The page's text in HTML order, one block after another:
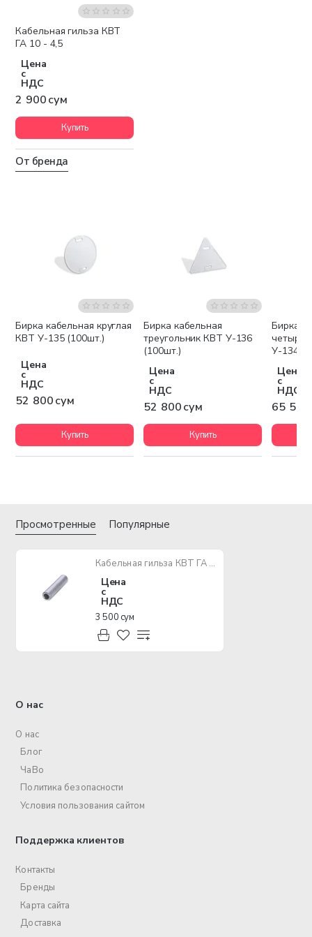
Кабельная гильза КВТ
ГА 10 - 4,5
Цена
с
НДС
2 900 сум
Купить
От бренда
Бирка кабельная круглая
КВТ У-135 (100шт.)
Цена
с
НДС
52 800 сум
Купить
Бирка кабельная
треугольник КВТ У-136
(100шт.)
Цена
с
НДС
52 800 сум
Купить
Бирка
У-134
Цена
с
НДС
65 500
Просмотренные Популярные
Кабельная гильза КВТ ГА 16 - 5,4
Цена
с
НДС
3 500 сум
О нас
О нас
Блог
ЧаВо
Политика безопасности
Условия пользования сайтом
Поддержка клиентов
Контакты
Бренды
Карта сайта
Доставка